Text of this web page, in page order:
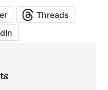
Threads